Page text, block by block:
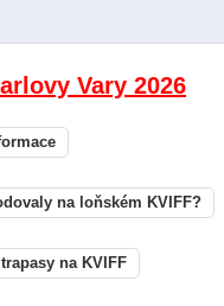
Vary 2026
na loňském KVIFF?
na KVIFF